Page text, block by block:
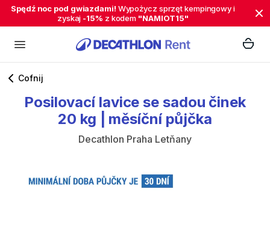
Spędź noc pod gwiazdami! Wypożycz sprzęt kempingowy i
zyskaj -15% z kodem "NAMIOT15"
Cofnij
Posilovací lavice se sadou činek
20 kg měsíční půjčka
Decathlon Praha Letňany